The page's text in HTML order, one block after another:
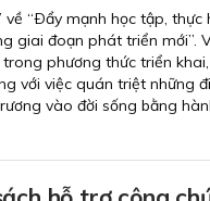
“Ðẩy mạnh học tập, thực
giai đoạn phát triển mới”.
phương thức triển
với việc quán triệt những
vào đời sống bằng